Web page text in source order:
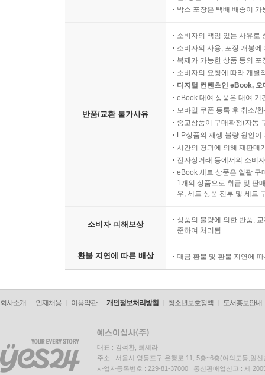
박스 포장은 택배 배송이
반품/교환 불가사유
소비자의 책임 있는 사유로
소비자의 사용, 포장 개봉
복제가 가능한 상품 등의
소비자의 요청에 따라 개별
디지털 컨텐츠인 eBook,
eBook 대여 상품은 대여 기
모바일 쿠폰 등록 후 취소/
중고상품이 구매확정(자동
LP상품의 재생 불량 원인
시간의 경과에 의해 재판매
전자상거래 등에서의 소비
eBook 세트 상품은 일괄 구
1개의 상품으로 취급 및 판
우, 세트 상품 전부 및 세트
소비자 피해보상
상품의 불량에 의한 반품,
준하여 처리됨
환불 지연에 따른 배상 대금 환불 및 환불 지연에
회사소개 인재채용 이용약관 개인정보처리방침 청소년보호정책 도서홍보안내
대표 : 김석환, 최세라
주소 : 서울시 영등포구 은행로 11, 5층~6층(여의도동,일신
사업자등록번호 : 229-81-37000 통신판매업신고 : 제